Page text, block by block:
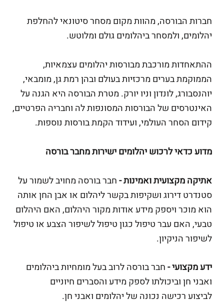
חברות הבורסה, מהוות מקום מסחר סיטונאי להחלפת
יהלומים, ולמסחר ביהלומים גולם ומלוטש.
ההתאחדות מורכבת מבורסות יהלומים עצמאיות,
הממוקמת בערים מרכזיות בעולם ובהן רמת גן, מומבאי,
יוהנסבורג, לונדון וניו יורק. מטרת הבורסה היא הגנה על
האינטרסים של הבורסות המסונפות לה וחבריה הפרטיים,
קידום הסחר העולמי, ועידוד הקמת בורסות נוספות.
מדוע כדאי לרכוש יהלומים ישירות מחבר בורסה
אתיקה מקצועית ואמינות -חבר בורסה מחויב לשמור על
סטנדרט דירוג ושקיפות בקשר ליהלום או אבן החן אותה
הוא מוכר ויספק מידע אודות מקור היהלום, האם היהלום
טבעי, האם עבר טיפול כגון טיפול לשיפור הצבע או טיפול
לשיפור הניקיון.
ידע מקצועי -חבר בורסה לרוב בעל מומחיות ביהלומים
ואבני חן וביכולתו לספק מידע והסברים חיוניים
לביצוע רכישה נכונה של יהלומים ואבני חן.